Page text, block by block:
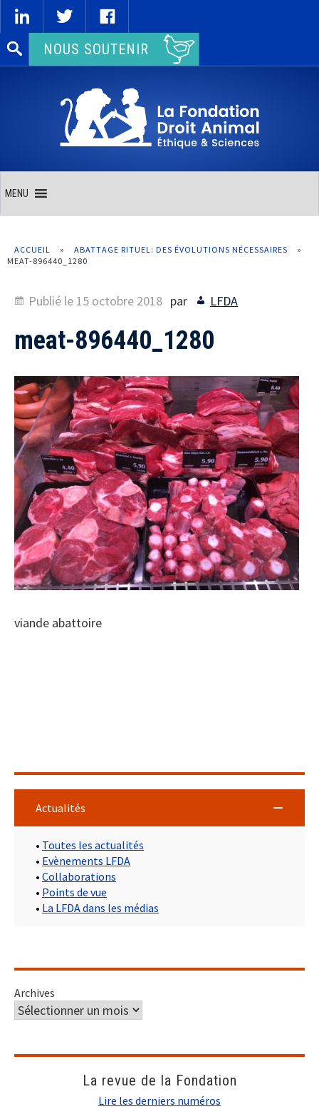
Rechercher :NOUS SOUTENIR
MENU
ACCUEIL » ABATTAGE RITUEL: DES ÉVOLUTIONS NÉCESSAIRES
»
MEAT-896440_1280
Publié le 15 octobre 2018 par LFDA
meat-896440_1280
viande abattoire
Actualités
• Toutes les actualités
• Evènements LFDA
• Collaborations
• Points de vue
• La LFDA dans les médias
Archives
La revue de la Fondation
Lire les derniers numéros